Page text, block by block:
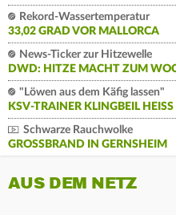
Rekord-Wassertemperatur
33,02 GRAD VOR MALLORCA
News-Ticker zur Hitzewelle
DWD: HITZE MACHT ZUM
"Löwen aus dem Käfig lassen"
KSV-TRAINER KLINGBEIL HEISS
Schwarze Rauchwolke
GROSSBRAND IN GERNSHEIM
AUS DEM NETZ